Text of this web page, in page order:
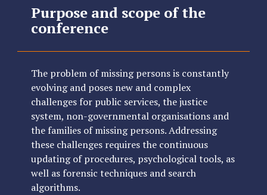
Purpose and scope of the
conference
The problem of missing persons is constantly
evolving and poses new and complex
challenges for public services, the justice
system, non-governmental organisations and
the families of missing persons. Addressing
these challenges requires the continuous
updating of procedures, psychological tools, as
well as forensic techniques and search
algorithms.